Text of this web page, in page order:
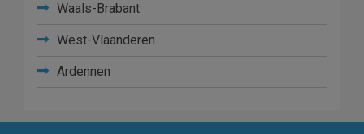
Waals-Brabant
West-Vlaanderen
Ardennen